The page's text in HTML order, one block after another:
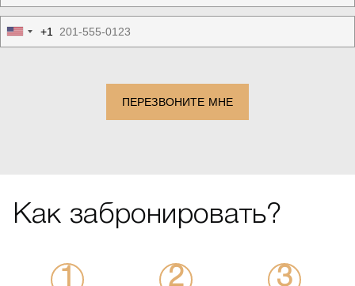
United
States
+1
ПЕРЕЗВОНИТЕ МНЕ
Как забронировать?